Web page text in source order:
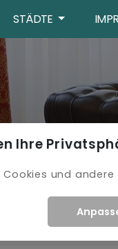
STÄDTE
Ihre
Cookies und